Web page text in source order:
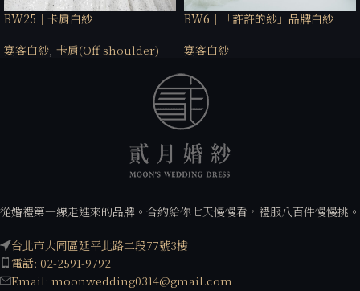
BW25｜卡肩白紗
宴客白紗 卡肩(Off shoulder)
BW6｜「許許的紗」品牌白紗
宴客白紗
從婚禮第一線走進來的品牌。合約給你七天慢慢看，禮服八百件慢慢挑。
台北市大同區延平北路二段77號3樓
電話: 02-2591-9792
Email: moonwedding0314@gmail.com